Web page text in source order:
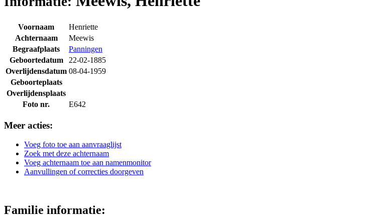
Voornaam
Henriette
Achternaam
Meewis
Begraafplaats
Panningen
Geboortedatum
22-02-1885
Overlijdensdatum 08-04-1959
Geboorteplaats
Overlijdensplaats
Foto nr.
E642
Meer acties:
Voeg foto toe aan aanvraaglijst
Zoek met deze achternaam
Voeg achternaam toe aan namenmonitor
Aanvullingen of correcties doorgeven
Familie informatie: